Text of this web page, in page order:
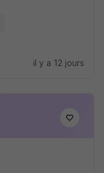
il y a 12 jours